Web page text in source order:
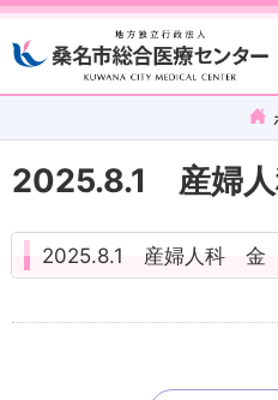
2025.8.1 産婦
2025.8.1 産婦人科 金